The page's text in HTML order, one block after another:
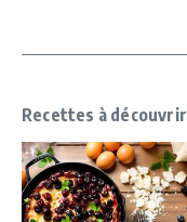
Recettes à découvrir